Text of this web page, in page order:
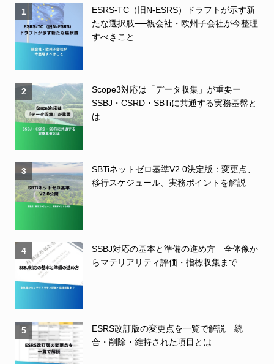
1
ESRS-TC（旧N-ESRS）ドラフトが示す新
たな選択肢──親会社・欧州子会社が今整理
すべきこと
2
Scope3対応は「データ収集」が重要ー
SSBJ・CSRD・SBTiに共通する実務基盤と
は
3
SBTiネットゼロ基準V2.0決定版：変更点、
移行スケジュール、実務ポイントを解説
4
SSBJ対応の基本と準備の進め方 全体像か
らマテリアリティ評価・指標収集まで
5
ESRS改訂版の変更点を一覧で解説 統
合・削除・維持された項目とは